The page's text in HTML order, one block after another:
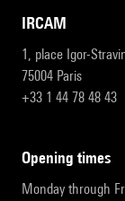
IRCAM
1, place Igor-
75004 Paris
+33 1 44 78 48 43
opening times
Monday through